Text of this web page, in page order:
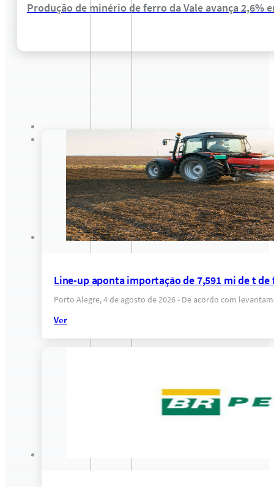
Produção de minério de ferro da Vale avança 2,6%
Line-up aponta importação de 7,591 mi de t
Porto Alegre, 4 de agosto de 2026 - De acordo com
Ver